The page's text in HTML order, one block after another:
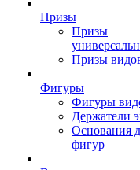
Призы
Призы
Призы
Фигуры
Фигуры
Держатели
Основания
фигур